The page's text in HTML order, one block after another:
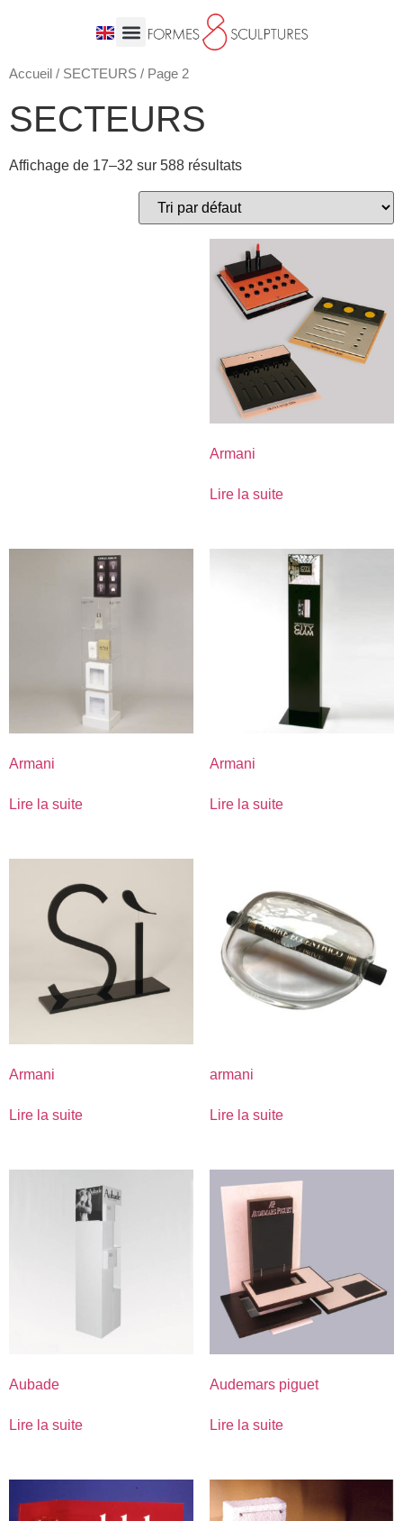
Accueil / SECTEURS / Page 2
SECTEURS
Affichage de 17–32 sur 588 résultats
Armani
Lire la suite
Armani
Lire la suite
Armani
Lire la suite
Armani
Lire la suite
armani
Lire la suite
Aubade
Lire la suite
Audemars piguet
Lire la suite